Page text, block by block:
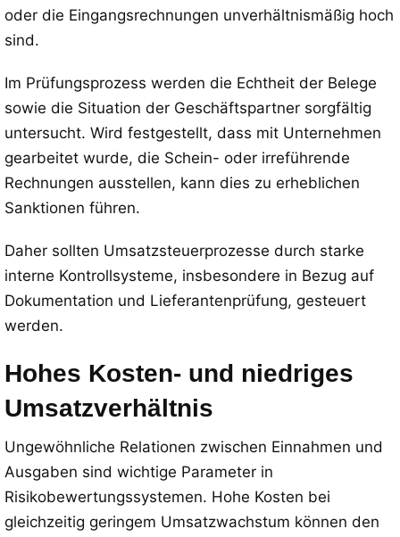
oder die Eingangsrechnungen unverhältnismäßig hoch
sind.
Im Prüfungsprozess werden die Echtheit der Belege
sowie die Situation der Geschäftspartner sorgfältig
untersucht. Wird festgestellt, dass mit Unternehmen
gearbeitet wurde, die Schein- oder irreführende
Rechnungen ausstellen, kann dies zu erheblichen
Sanktionen führen.
Daher sollten Umsatzsteuerprozesse durch starke
interne Kontrollsysteme, insbesondere in Bezug auf
Dokumentation und Lieferantenprüfung, gesteuert
werden.
Hohes Kosten- und niedriges
Umsatzverhältnis
Ungewöhnliche Relationen zwischen Einnahmen und
Ausgaben sind wichtige Parameter in
Risikobewertungssystemen. Hohe Kosten bei
gleichzeitig geringem Umsatzwachstum können den